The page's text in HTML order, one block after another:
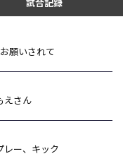
願いされて
えさん
レー、キック